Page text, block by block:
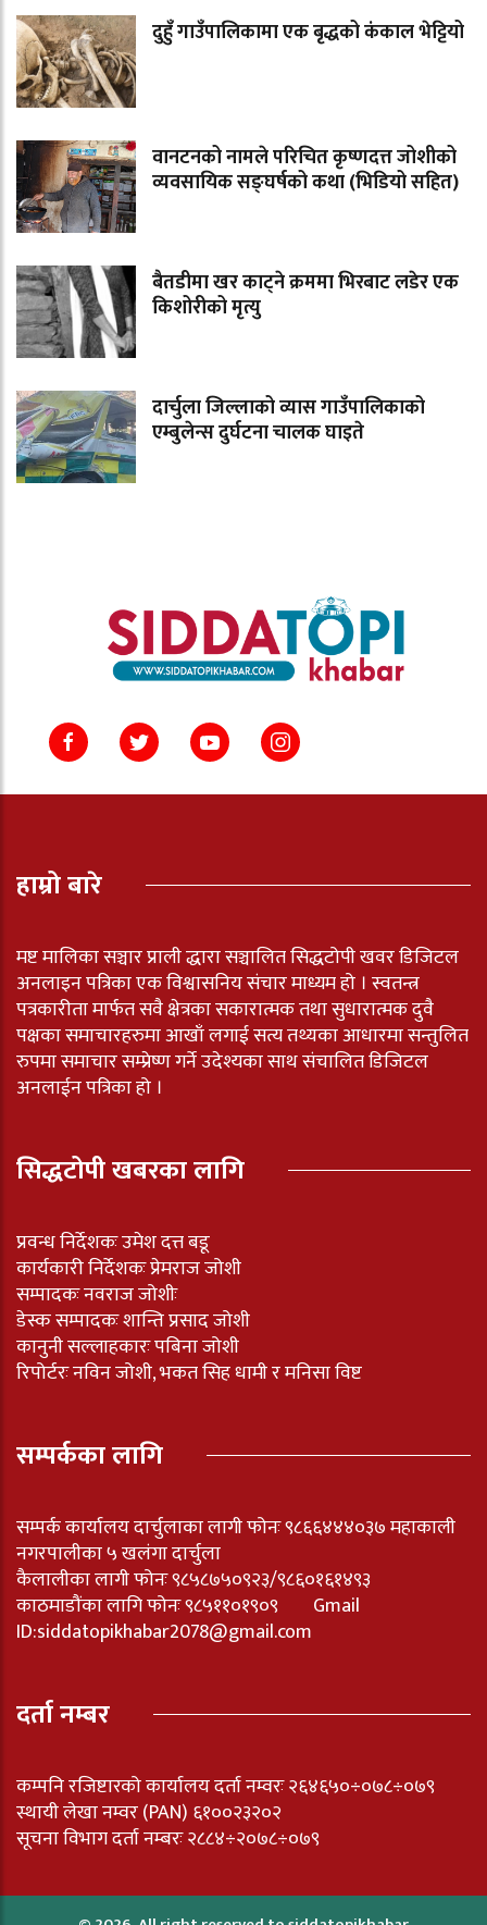
दुहुँ गाउँपालिकामा एक बृद्धको कंकाल भेट्टियो
वानटनको नामले परिचित कृष्णदत्त जोशीको
व्यवसायिक सङ्घर्षको कथा (भिडियो सहित)
बैतडीमा खर काट्ने क्रममा भिरबाट लडेर एक
किशोरीको मृत्यु
दार्चुला जिल्लाको व्यास गाउँपालिकाको
एम्बुलेन्स दुर्घटना चालक घाइते
हाम्रो बारे
मष्ट मालिका सञ्चार प्राली द्धारा सञ्चालित सिद्धटोपी खवर डिजिटल
अनलाइन पत्रिका एक विश्वासनिय संचार माध्यम हो । स्वतन्त्र
पत्रकारीता मार्फत सवै क्षेत्रका सकारात्मक तथा सुधारात्मक दुवै
पक्षका समाचारहरुमा आखाँ लगाई सत्य तथ्यका आधारमा सन्तुलित
रुपमा समाचार सम्प्रेष्ण गर्ने उदेश्यका साथ संचालित डिजिटल
अनलाईन पत्रिका हो ।
सिद्धटोपी खबरका लागि
प्रवन्ध निर्देशकः उमेश दत्त बडू
कार्यकारी निर्देशकः प्रेमराज जोशी
सम्पादकः नवराज जोशीः
डेस्क सम्पादकः शान्ति प्रसाद जोशी
कानुनी सल्लाहकारः पबिना जोशी
रिपोर्टरः नविन जोशी, भकत सिह धामी र मनिसा विष्ट
सम्पर्कका लागि
सम्पर्क कार्यालय दार्चुलाका लागी फोनः ९८६६४४४०३७ महाकाली
नगरपालीका ५ खलंगा दार्चुला
कैलालीका लागी फोनः ९८५८७५०९२३/९८६०१६१४९३
काठमाडौंका लागि फोनः ९८५११०१९०९ Gmail
ID:siddatopikhabar2078@gmail.com
दर्ता नम्बर
कम्पनि रजिष्टारको कार्यालय दर्ता नम्वरः २६४६५०÷०७८÷०७९
स्थायी लेखा नम्वर (PAN) ६१००२३२०२
सूचना विभाग दर्ता नम्बरः २८८४÷२०७८÷०७९